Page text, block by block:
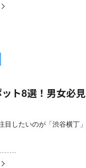
ト8選！男女必見
したいのが「渋谷横丁」